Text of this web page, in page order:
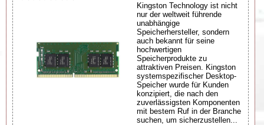
Kingston Technology ist nicht
nur der weltweit führende
unabhängige
Speicherhersteller, sondern
auch bekannt für seine
hochwertigen
Speicherprodukte zu
attraktiven Preisen. Kingston
systemspezifischer Desktop-
Speicher wurde für Kunden
konzipiert, die nach den
zuverlässigsten Komponenten
mit bestem Ruf in der Branche
suchen, um sicherzustellen...